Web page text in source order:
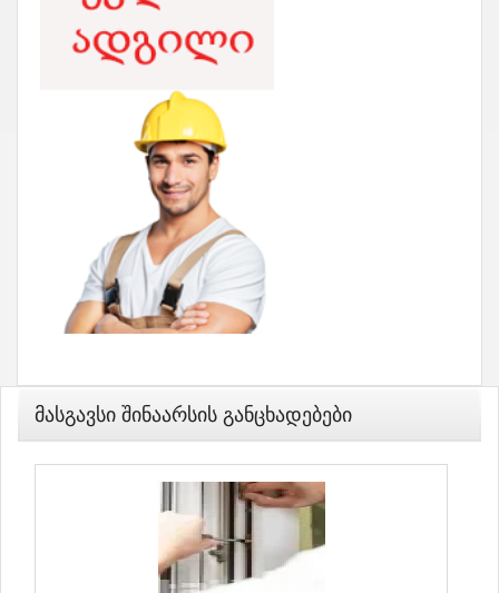
Მასგავსი Შინაარსის Განცხადებები